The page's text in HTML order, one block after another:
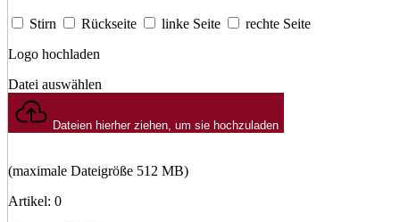
Stirn Rückseite linke Seite
rechte Seite
Logo hochladen
Datei auswählen
Dateien hierher ziehen, um sie hochzuladen
(maximale Dateigröße 512 MB)
Artikel: 0